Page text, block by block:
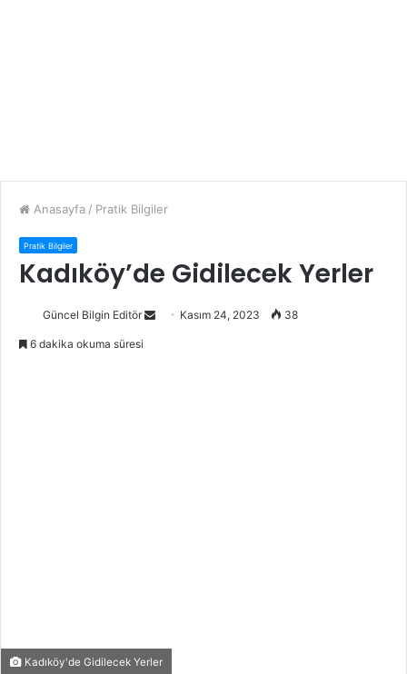
Anasayfa / Pratik Bilgiler
Pratik Bilgiler
Kadıköy’de Gidilecek Yerler
Güncel Bilgin Editör Kasım 24, 2023 38
6 dakika okuma süresi
Kadıköy'de Gidilecek Yerler